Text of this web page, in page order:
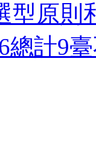
型原則
總計9